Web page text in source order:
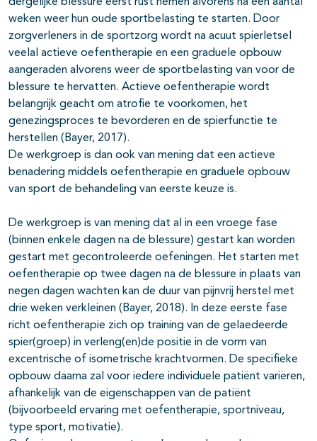
weken weer hun oude sportbelasting te starten. Door
zorgverleners in de sportzorg wordt na acuut spierletsel
veelal actieve oefentherapie en een graduele opbouw
aangeraden alvorens weer de sportbelasting van voor de
blessure te hervatten. Actieve oefentherapie wordt
belangrijk geacht om atrofie te voorkomen, het
genezingsproces te bevorderen en de spierfunctie te
herstellen (Bayer, 2017).
De werkgroep is dan ook van mening dat een actieve
benadering middels oefentherapie en graduele opbouw
van sport de behandeling van eerste keuze is.
De werkgroep is van mening dat al in een vroege fase
(binnen enkele dagen na de blessure) gestart kan worden
gestart met gecontroleerde oefeningen. Het starten met
oefentherapie op twee dagen na de blessure in plaats van
negen dagen wachten kan de duur van pijnvrij herstel met
drie weken verkleinen (Bayer, 2018). In deze eerste fase
richt oefentherapie zich op training van de gelaedeerde
spier(groep) in verleng(en)de positie in de vorm van
excentrische of isometrische krachtvormen. De specifieke
opbouw daarna zal voor iedere individuele patiënt variëren,
afhankelijk van de eigenschappen van de patiënt
(bijvoorbeeld ervaring met oefentherapie, sportniveau,
type sport, motivatie).